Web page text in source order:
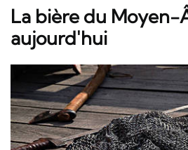
La bière du Moyen-
aujourd'hui